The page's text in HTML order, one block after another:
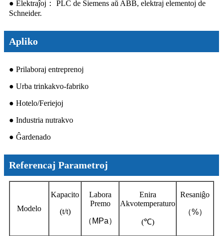
● Elektraĵoj： PLC de Siemens aŭ ABB, elektraj elementoj de
Schneider.
Apliko
● Prilaboraj entreprenoj
● Urba trinkakvo-fabriko
● Hotelo/Feriejoj
● Industria nutrakvo
● Ĝardenado
Referencaj Parametroj
Modelo
Kapacito
(t/t)
Labora
Premo
（ MPa）
Enira
Akvotemperaturo
(℃)
Resaniĝo
（%）